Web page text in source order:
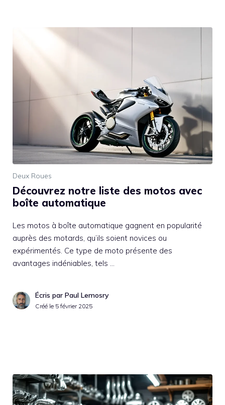
Deux Roues
Découvrez notre liste des motos avec
boîte automatique
Les motos à boîte automatique gagnent en popularité
auprès des motards, qu’ils soient novices ou
expérimentés. Ce type de moto présente des
avantages indéniables, tels …
Écris par Paul Lemosry
Créé le 5 février 2025